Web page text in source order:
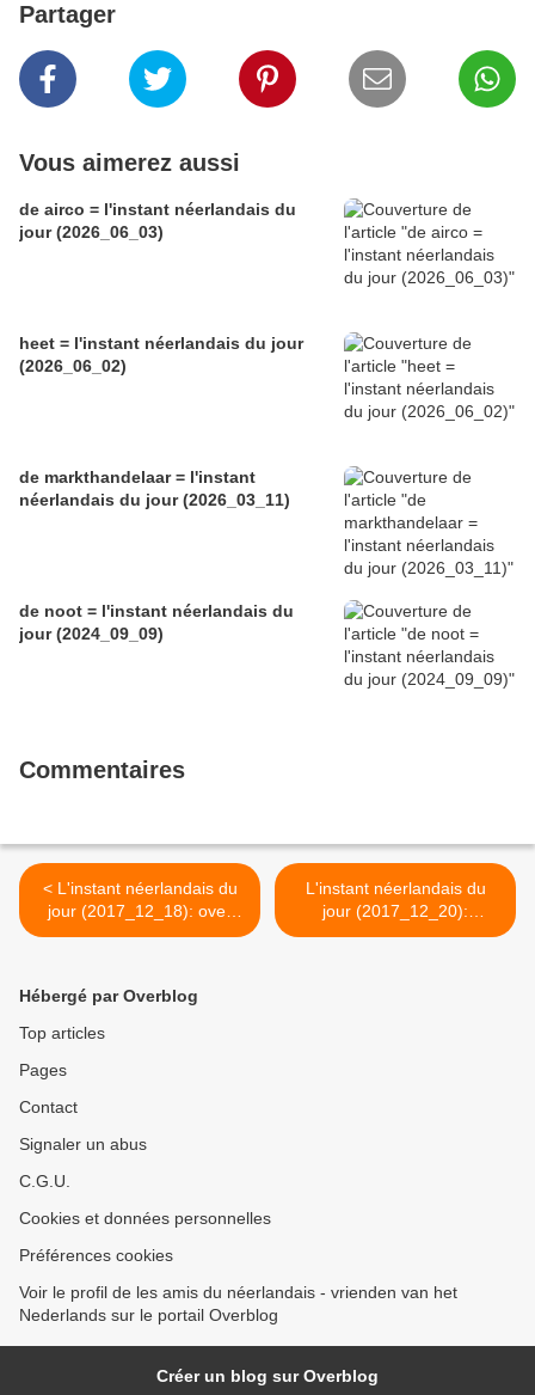
Partager
Vous aimerez aussi
de airco = l'instant néerlandais du
jour (2026_06_03)
heet = l'instant néerlandais du jour
(2026_06_02)
de markthandelaar = l'instant
néerlandais du jour (2026_03_11)
de noot = l'instant néerlandais du
jour (2024_09_09)
Commentaires
< L'instant néerlandais du
jour (2017_12_18): over
een week...
L'instant néerlandais du
jour (2017_12_20):
Kerstmis, wat kost dat? >
Hébergé par Overblog
Top articles
Pages
Contact
Signaler un abus
C.G.U.
Cookies et données personnelles
Préférences cookies
Voir le profil de les amis du néerlandais - vrienden van het
Nederlands sur le portail Overblog
Créer un blog sur Overblog